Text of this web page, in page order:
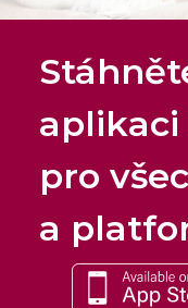
aplikaci
pro
a